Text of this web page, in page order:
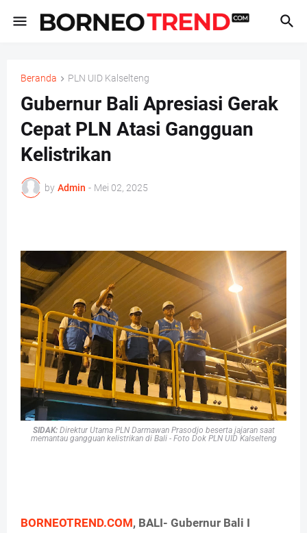
Beranda PLN UID Kalselteng
Gubernur Bali Apresiasi Gerak
Cepat PLN Atasi Gangguan
Kelistrikan
by Admin - Mei 02, 2025
SIDAK: Direktur Utama PLN Darmawan Prasodjo beserta jajaran saat
memantau gangguan kelistrikan di Bali - Foto Dok PLN UID Kalselteng
BORNEOTREND.COM, BALI- Gubernur Bali I